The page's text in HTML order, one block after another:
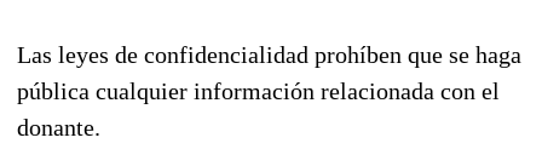
Las leyes de confidencialidad prohíben que se haga
pública cualquier información relacionada con el
donante.